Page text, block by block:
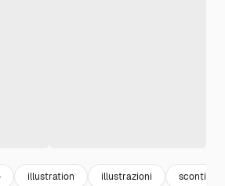
illustration illustrazioni sconti